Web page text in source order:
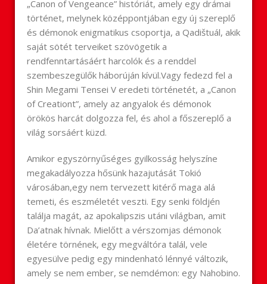
„Canon of Vengeance” históriát, amely egy drámai
történet, melynek középpontjában egy új szereplő
és démonok enigmatikus csoportja, a Qadištuál, akik
saját sötét terveiket szövögetik a
rendfenntartásáért harcolók és a renddel
szembeszegülők háborúján kívül.Vagy fedezd fel a
Shin Megami Tensei V eredeti történetét, a „Canon
of Creationt”, amely az angyalok és démonok
örökös harcát dolgozza fel, és ahol a főszereplő a
világ sorsáért küzd.
Amikor egyszörnyűséges gyilkosság helyszíne
megakadályozza hősünk hazajutását Tokió
városában,egy nem tervezett kitérő maga alá
temeti, és eszméletét veszti. Egy senki földjén
találja magát, az apokalipszis utáni világban, amit
Da’atnak hívnak. Mielőtt a vérszomjas démonok
életére törnének, egy megváltóra talál, vele
egyesülve pedig egy mindenható lénnyé változik,
amely se nem ember, se nemdémon: egy Nahobino.